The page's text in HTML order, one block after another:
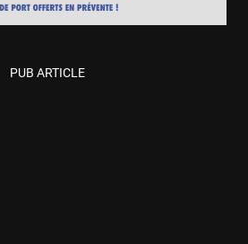
PUB ARTICLE